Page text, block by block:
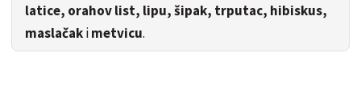
latice, orahov list, lipu, šipak, trputac, hibiskus,
maslačakimetvicu.